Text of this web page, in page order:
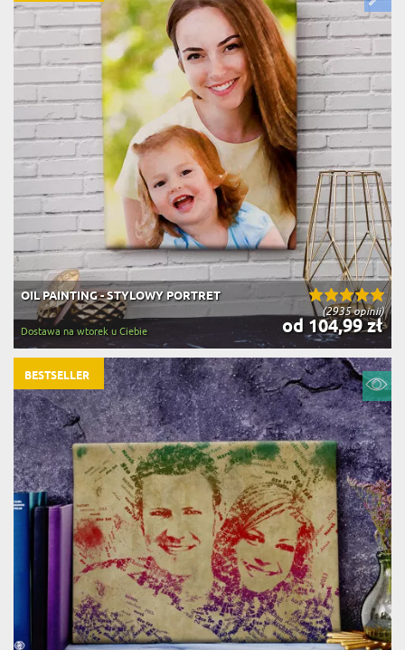
(2935 opinii)
OIL PAINTING - STYLOWY PORTRET
od 104,99 zł
Dostawa na wtorek u Ciebie
BESTSELLER